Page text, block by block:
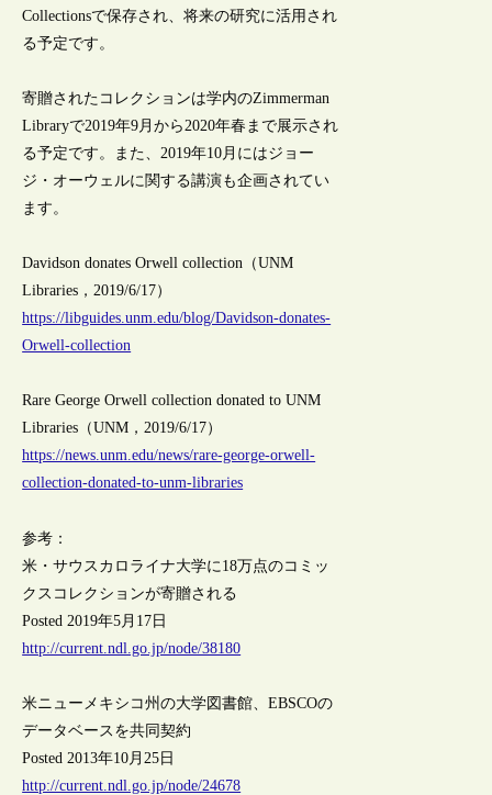
Collectionsで保存され、将来の研究に活用され
る予定です。
寄贈されたコレクションは学内のZimmerman
Libraryで2019年9月から2020年春まで展示され
る予定です。また、2019年10月にはジョー
ジ・オーウェルに関する講演も企画されてい
ます。
Davidson donates Orwell collection（UNM
Libraries，2019/6/17）
https://libguides.unm.edu/blog/Davidson-donates-
Orwell-collection
Rare George Orwell collection donated to UNM
Libraries（UNM，2019/6/17）
https://news.unm.edu/news/rare-george-orwell-
collection-donated-to-unm-libraries
参考：
米・サウスカロライナ大学に18万点のコミッ
クスコレクションが寄贈される
Posted 2019年5月17日
http://current.ndl.go.jp/node/38180
米ニューメキシコ州の大学図書館、EBSCOの
データベースを共同契約
Posted 2013年10月25日
http://current.ndl.go.jp/node/24678